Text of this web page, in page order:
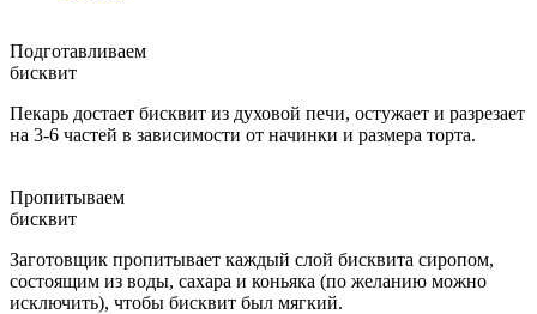
Подготавливаем
бисквит
Пекарь достает бисквит из духовой печи, остужает и разрезает
на 3-6 частей в зависимости от начинки и размера торта.
Пропитываем
бисквит
Заготовщик пропитывает каждый слой бисквита сиропом,
состоящим из воды, сахара и коньяка (по желанию можно
исключить), чтобы бисквит был мягкий.